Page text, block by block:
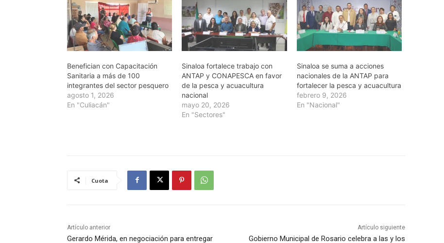
Benefician con Capacitación
Sanitaria a más de 100
integrantes del sector pesquero
agosto 1, 2026
En "Culiacán"
Sinaloa fortalece trabajo con
ANTAP y CONAPESCA en favor
de la pesca y acuacultura
nacional
mayo 20, 2026
En "Sectores"
Sinaloa se suma a acciones
nacionales de la ANTAP para
fortalecer la pesca y acuacultura
febrero 9, 2026
En "Nacional"
Cuota
Artículo anterior
Gerardo Mérida, en negociación para entregar
Artículo siguiente
Gobierno Municipal de Rosario celebra a las y los